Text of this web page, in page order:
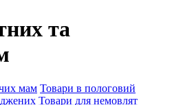
та
мам Товари в пологовий
Товари для немовлят